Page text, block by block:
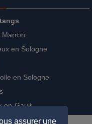
Marron
en Sologne
en Sologne
en-Gault
assurer une